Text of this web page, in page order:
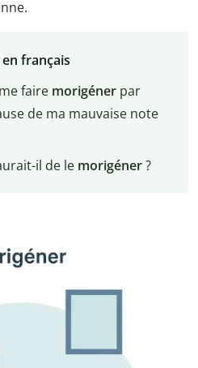
français
faire morigénerpar
de ma mauvaise note
il de le morigéner?